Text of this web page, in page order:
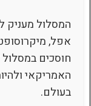
המסלול מעניק
אפל,
חוסכים במסלול
האמריקאי
בעולם.